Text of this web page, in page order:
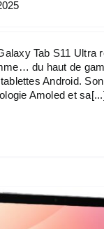
Tab S11 Ultra
du haut de
Android.
Amoled et